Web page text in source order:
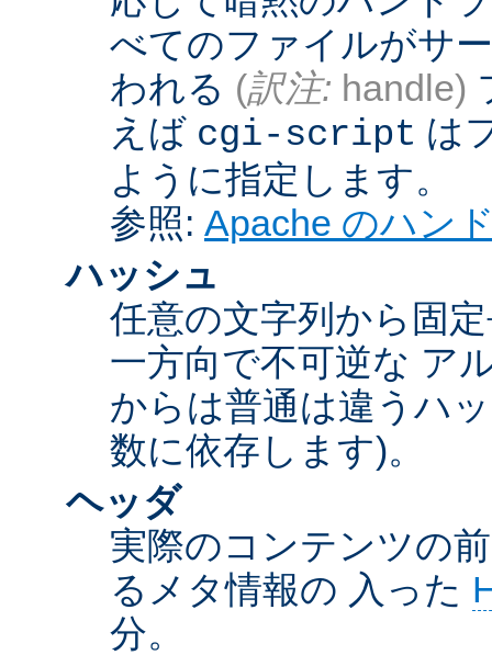
べてのファイルがサ
われる (訳注: handle)
えば cgi-script は
ように指定します。
参照: Apache のハン
ハッシュ
任意の文字列から固
一方向で不可逆な ア
からは普通は違うハ
数に依存します)。
ヘッダ
実際のコンテンツの
るメタ情報の 入った
分。